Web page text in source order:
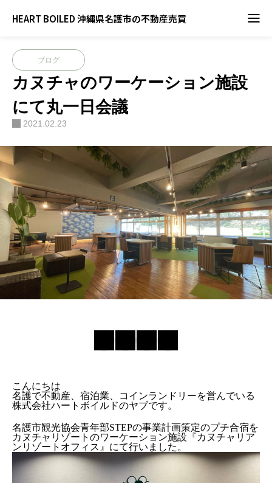
HEART BOILED 沖縄県名護市の不動産売買
ブログ ブログ ,地域活動 カヌチャのワーケーション施設にて丸一日会議
ブログ
カヌチャのワーケーション施設
にて丸一日会議
2021.02.23
こんにちは
名護で不動産、宿泊業、コインランドリーを営んでいる
株式会社ハートボイルドのヤブです。
名護市観光協会青年部STEPの事業計画策定のプチ合宿を
カヌチャリゾートのワーケーション施設『カヌチャリア
ンリゾートオフィス』にて行いました。